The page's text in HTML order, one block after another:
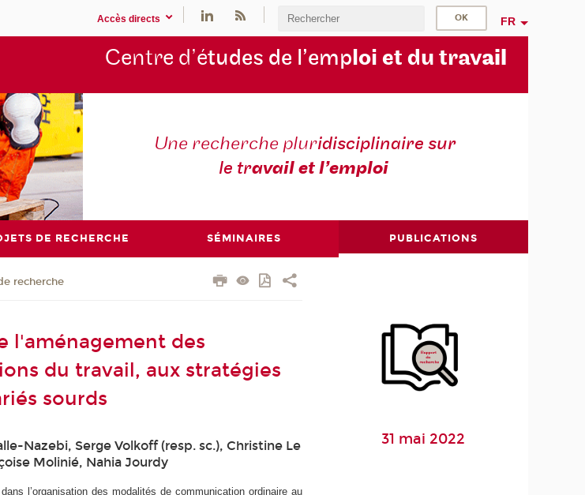
Accès directs FR
Centre d’études de l’emploi et du travail
Une recherche pluridisciplinaire sur
le travail et l’emploi
DE RECHERCHE SÉMINAIRES PUBLICATIONS
recherche
l'aménagement des
du travail, aux stratégies
sourds
Nazebi, Serge Volkoff (resp. sc.), Christine Le
Molinié, Nahia Jourdy
l’organisation des modalités de communication ordinaire au
31 mai 2022